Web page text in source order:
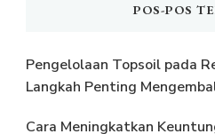
POS-POS
Pengelolaan Topsoil pada
Langkah Penting
Cara Meningkatkan